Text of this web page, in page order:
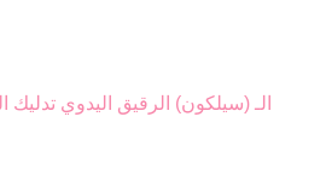
الـ (سيلكون) الرقيق اليدوي